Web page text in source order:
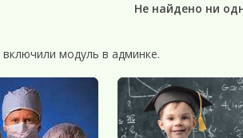
Не найдено ни
модуль в админке.